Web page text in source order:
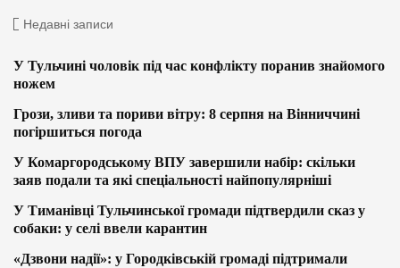
Недавні записи
У Тульчині чоловік під час конфлікту поранив знайомого
ножем
Грози, зливи та пориви вітру: 8 серпня на Вінниччині
погіршиться погода
У Комаргородському ВПУ завершили набір: скільки
заяв подали та які спеціальності найпопулярніші
У Тиманівці Тульчинської громади підтвердили сказ у
собаки: у селі ввели карантин
«Дзвони надії»: у Городківській громаді підтримали